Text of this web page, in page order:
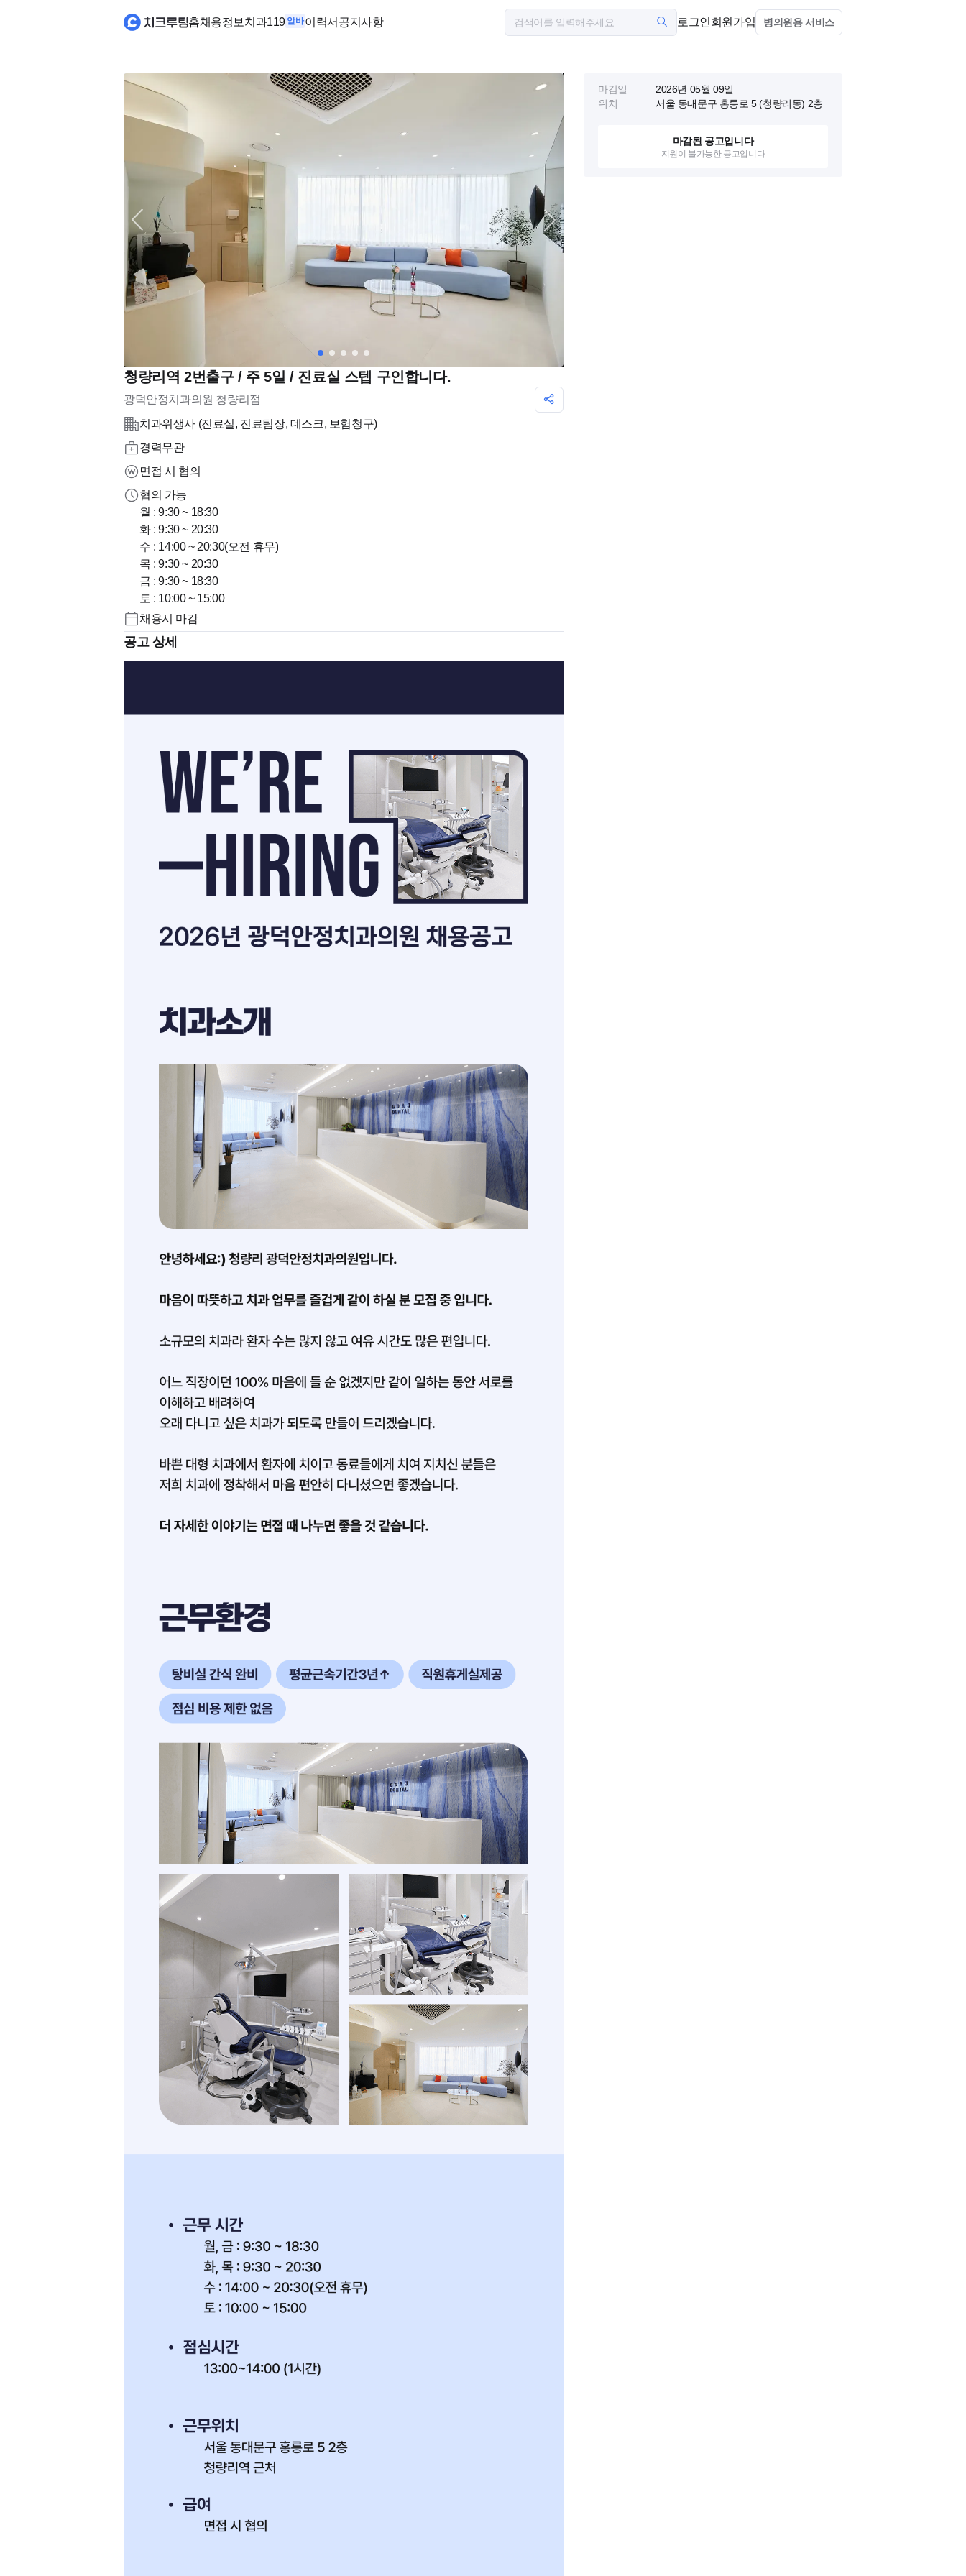
홈채용정보 치과119 알바이력서 공지사항 로그인회원가입 병의원용 서비스
청량리역 2번출구 / 주 5일 / 진료실 스텝 구인합니다.
광덕안정치과의원 청량리점
치과위생사 (진료실, 진료팀장, 데스크, 보험청구)
경력무관
면접 시 협의
협의 가능
월 : 9:30 ~ 18:30
화 : 9:30 ~ 20:30
수 : 14:00 ~ 20:30(오전 휴무)
목 : 9:30 ~ 20:30
금 : 9:30 ~ 18:30
토 : 10:00 ~ 15:00
채용시 마감
공고 상세
마감일
2026년 05월 09일
위치
서울 동대문구 홍릉로 5 (청량리동) 2층
마감된 공고입니다
지원이 불가능한 공고입니다